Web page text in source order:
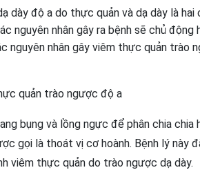
dày độ a do thực quản và dạ dày là hai
nguyên nhân gây ra bệnh sẽ chủ động
nguyên nhân gây viêm thực quản trào
quản trào ngược độ a
bụng và lồng ngực để phân chia chia
gọi là thoát vị cơ hoành. Bệnh lý này
viêm thực quản do trào ngược dạ dày.